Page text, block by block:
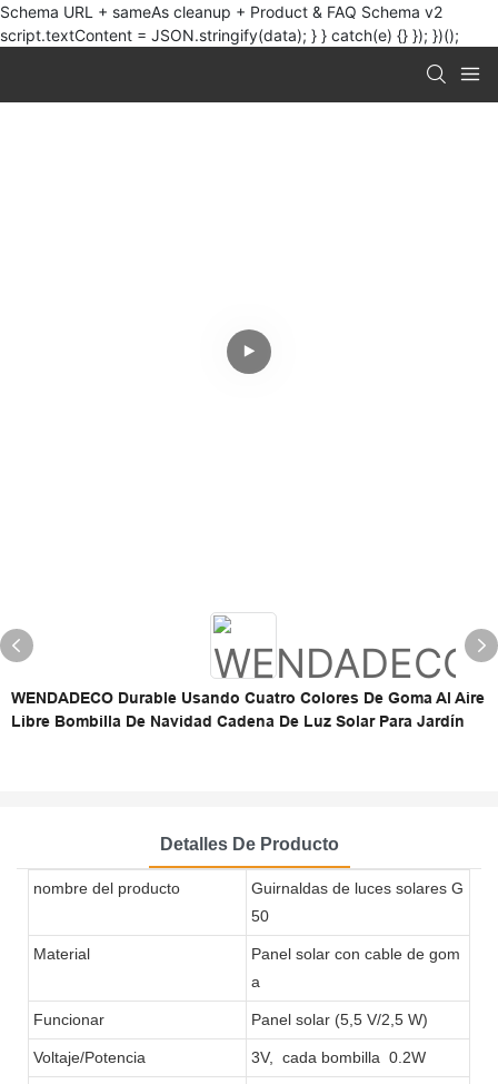
Schema URL + sameAs cleanup + Product & FAQ Schema v2
script.textContent = JSON.stringify(data); } } catch(e) {} }); })();
WENDADECO Durable Usando Cuatro Colores De Goma Al Aire
Libre Bombilla De Navidad Cadena De Luz Solar Para Jardín
Detalles De Producto
nombre del producto
Guirnaldas de luces solares G
50
Material
Panel solar con cable de gom
a
Funcionar Panel solar (5,5 V/2,5 W)
Voltaje/Potencia 3V, cada bombilla 0.2W